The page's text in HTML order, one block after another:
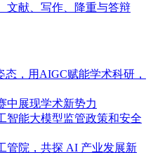
文献、写作、降重与答辩
，用AIGC赋能学术科研，
中展现学术新势力
智能大模型监管政策和安全
管院，共探 AI 产业发展新